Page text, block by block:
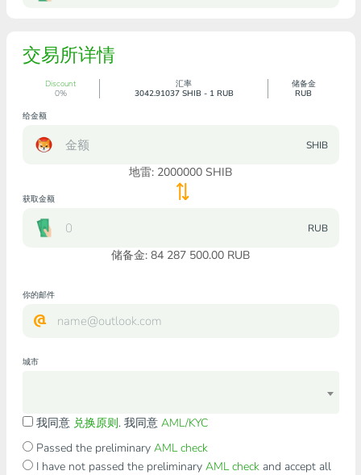
交易所详情
Discount
0%
汇率
3042.91037 SHIB - 1 RUB
储备金
RUB
给金额
SHIB
地雷: 2000000 SHIB
获取金额
RUB
储备金: 84 287 500.00 RUB
你的邮件
城市
我同意 兑换原则. 我同意 AML/KYC
Passed the preliminary AML check
I have not passed the preliminary AML checkand accept all